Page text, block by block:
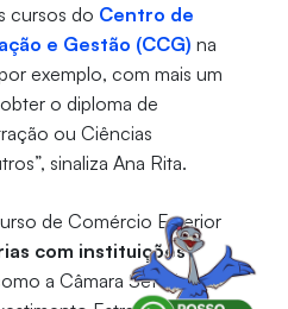
cursos do Centro de
e Gestão (CCG) na
exemplo, com mais um
o diploma de
ou Ciências
sinaliza Ana Rita.
de Comércio Exterior
com instituições
a Câmara Setorial de